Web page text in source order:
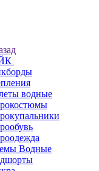
водные
Водные